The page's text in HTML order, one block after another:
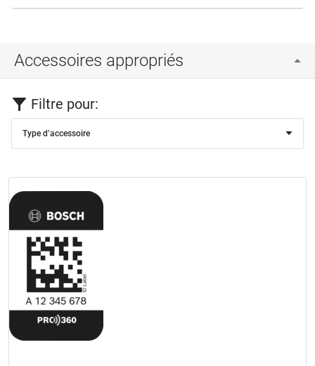
Accessoires appropriés
Filtre pour:
Type d’accessoire